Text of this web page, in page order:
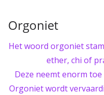
Orgoniet
Het woord orgoniet
ether, chi of
Deze neemt enorm
Orgoniet wordt